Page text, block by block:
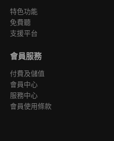
特色功能
免費聽
支援平台
會員服務
付費及儲值
會員中心
服務中心
會員使用條款